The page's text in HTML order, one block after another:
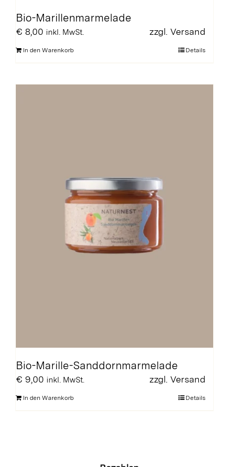
Bio-Marillenmarmelade
€ 8,00 inkl. MwSt. zzgl. Versand
In den Warenkorb Details
Bio-Marille-Sanddornmarmelade
€ 9,00 inkl. MwSt. zzgl. Versand
In den Warenkorb Details